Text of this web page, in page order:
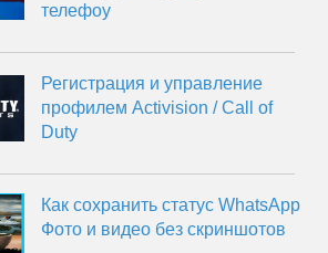
телефоу
Регистрация и управление
профилем Activision / Call of
Duty
Как сохранить статус WhatsApp
Фото и видео без скриншотов